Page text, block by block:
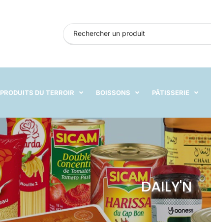
PRODUITS DU TERROIR BOISSONS PÂTISSERIE
DAILY'N